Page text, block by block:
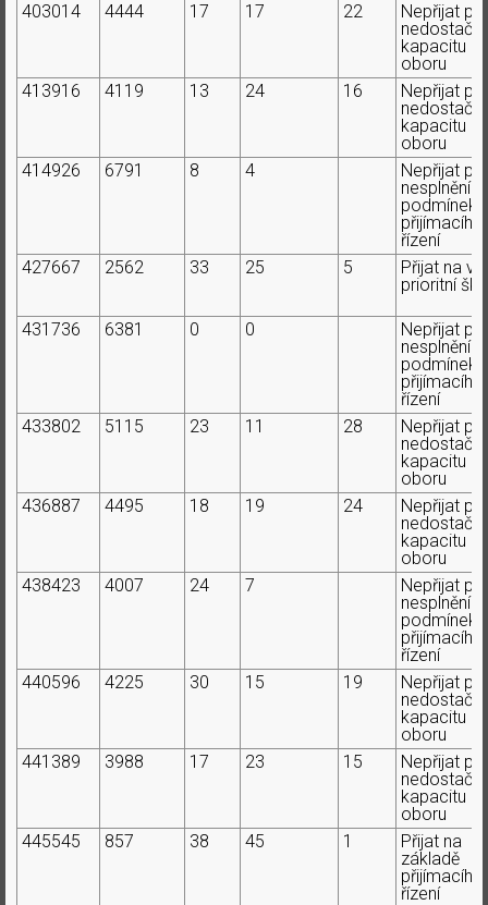
403014 4444 17 17 22
Nepřijat
kapacitu
oboru
413916
4119 13 24 16
Nepřijat
kapacitu
oboru
414926
6791 8 4
Nepřijat
nesplnění
podmínek
přijímacího
řízení
427667
2562 33 25 5
Přijat na
prioritní
431736 6381 0 0
Nepřijat
nesplnění
podmínek
přijímacího
řízení
433802
5115 23 11 28
Nepřijat
kapacitu
oboru
436887
4495 18 19 24
Nepřijat
kapacitu
oboru
438423
4007 24 7
Nepřijat
nesplnění
podmínek
přijímacího
řízení
440596
4225 30 15 19
Nepřijat
kapacitu
oboru
441389
3988 17 23 15
Nepřijat
kapacitu
oboru
445545
857 38 45 1
Přijat na
základě
přijímacího
řízení